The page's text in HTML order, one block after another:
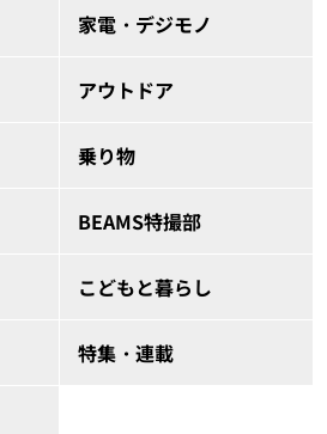
家電・デジモノ
アウトドア
乗り物
BEAMS特撮部
こどもと暮らし
特集・連載